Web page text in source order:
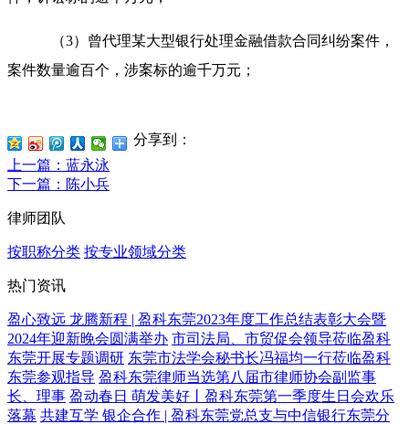
（3）曾代理某大型银行处理金融借款合同纠纷案件，
案件数量逾百个，涉案标的逾千万元；
分享到：
上一篇 ：蓝永泳
下一篇 ：陈小兵
律师团队
按职称分类 按专业领域分类
热门资讯
盈心致远 龙腾新程 | 盈科东莞2023年度工作总结表彰大会暨
2024年迎新晚会圆满举办 市司法局、市贸促会领导莅临盈科
东莞开展专题调研 东莞市法学会秘书长冯福均一行莅临盈科
东莞参观指导 盈科东莞律师当选第八届市律师协会副监事
长、理事 盈动春日 萌发美好丨盈科东莞第一季度生日会欢乐
落幕 共建互学 银企合作 | 盈科东莞党总支与中信银行东莞分